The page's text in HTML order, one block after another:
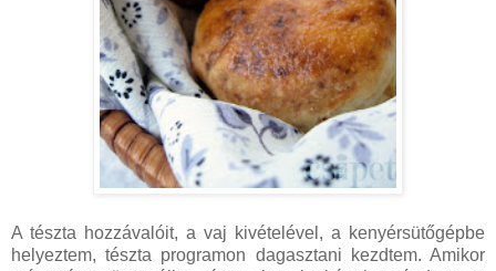
A tészta hozzávalóit, a vaj kivételével, a kenyérsütőgépbe
helyeztem, tészta programon dagasztani kezdtem. Amikor